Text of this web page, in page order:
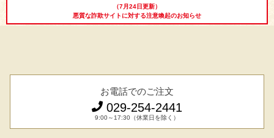
牛肉部位一覧
プレミアムギフト
（7月24日更新）
悪質な詐欺サイトに対する注意喚起のお知らせ
お電話でのご注文
029-254-2441
9:00～17:30（休業日を除く）